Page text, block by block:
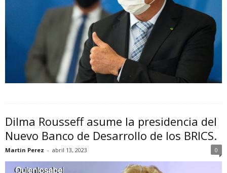
Dilma Rousseff asume la presidencia del
Nuevo Banco de Desarrollo de los BRICS.
Martin Perez - abril 13, 2023 0